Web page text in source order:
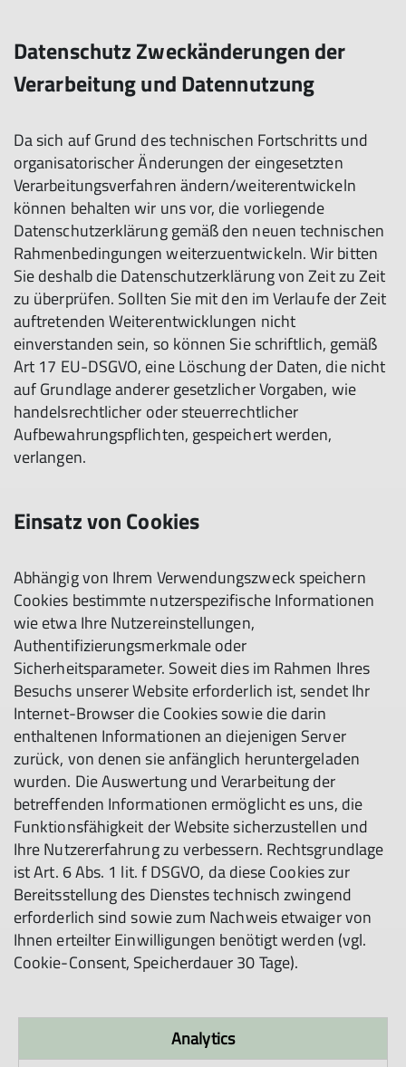
Datenschutz Zweckänderungen der
Verarbeitung und Datennutzung
Da sich auf Grund des technischen Fortschritts und
organisatorischer Änderungen der eingesetzten
Verarbeitungsverfahren ändern/weiterentwickeln
können behalten wir uns vor, die vorliegende
Datenschutzerklärung gemäß den neuen technischen
Rahmenbedingungen weiterzuentwickeln. Wir bitten
Sie deshalb die Datenschutzerklärung von Zeit zu Zeit
zu überprüfen. Sollten Sie mit den im Verlaufe der Zeit
auftretenden Weiterentwicklungen nicht
einverstanden sein, so können Sie schriftlich, gemäß
Art 17 EU-DSGVO, eine Löschung der Daten, die nicht
auf Grundlage anderer gesetzlicher Vorgaben, wie
handelsrechtlicher oder steuerrechtlicher
Aufbewahrungspflichten, gespeichert werden,
verlangen.
Einsatz von Cookies
Abhängig von Ihrem Verwendungszweck speichern
Cookies bestimmte nutzerspezifische Informationen
wie etwa Ihre Nutzereinstellungen,
Authentifizierungsmerkmale oder
Sicherheitsparameter. Soweit dies im Rahmen Ihres
Besuchs unserer Website erforderlich ist, sendet Ihr
Internet-Browser die Cookies sowie die darin
enthaltenen Informationen an diejenigen Server
zurück, von denen sie anfänglich heruntergeladen
wurden. Die Auswertung und Verarbeitung der
betreffenden Informationen ermöglicht es uns, die
Funktionsfähigkeit der Website sicherzustellen und
Ihre Nutzererfahrung zu verbessern. Rechtsgrundlage
ist Art. 6 Abs. 1 lit. f DSGVO, da diese Cookies zur
Bereitsstellung des Dienstes technisch zwingend
erforderlich sind sowie zum Nachweis etwaiger von
Ihnen erteilter Einwilligungen benötigt werden (vgl.
Cookie-Consent, Speicherdauer 30 Tage).
Analytics